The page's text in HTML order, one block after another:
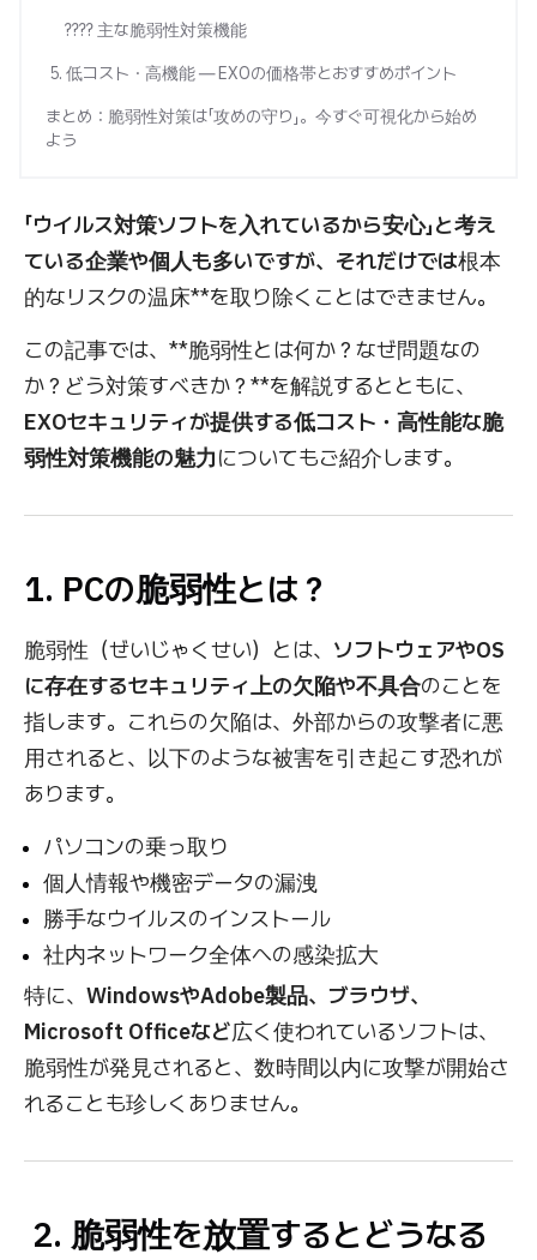
???? 主な脆弱性対策機能
5. 低コスト・高機能 ― EXOの価格帯とおすすめポイント
まとめ：脆弱性対策は「攻めの守り」。今すぐ可視化から始め
よう
「ウイルス対策ソフトを入れているから安心」と考え
ている企業や個人も多いですが、それだけでは根本
的なリスクの温床**を取り除くことはできません。
この記事では、**脆弱性とは何か？なぜ問題なの
か？どう対策すべきか？**を解説するとともに、
EXOセキュリティが提供する低コスト・高性能な脆
弱性対策機能の魅力についてもご紹介します。
1. PCの脆弱性とは？
脆弱性（ぜいじゃくせい）とは、 ソフトウェアやOS
に存在するセキュリティ上の欠陥や不具合のことを
指します。これらの欠陥は、外部からの攻撃者に悪
用されると、以下のような被害を引き起こす恐れが
あります。
パソコンの乗っ取り
個人情報や機密データの漏洩
勝手なウイルスのインストール
社内ネットワーク全体への感染拡大
特に、 WindowsやAdobe製品、ブラウザ、
Microsoft Officeなど広く使われているソフトは、
脆弱性が発見されると、数時間以内に攻撃が開始さ
れることも珍しくありません。
2. 脆弱性を放置するとどうなる